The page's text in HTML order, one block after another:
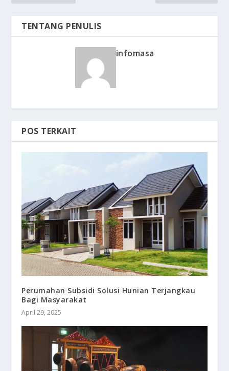
TENTANG PENULIS
infomasa
POS TERKAIT
Perumahan Subsidi Solusi Hunian Terjangkau
Bagi Masyarakat
April 29, 2025